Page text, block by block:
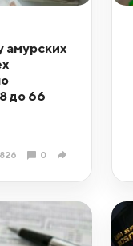
амурских
до 66
826 0